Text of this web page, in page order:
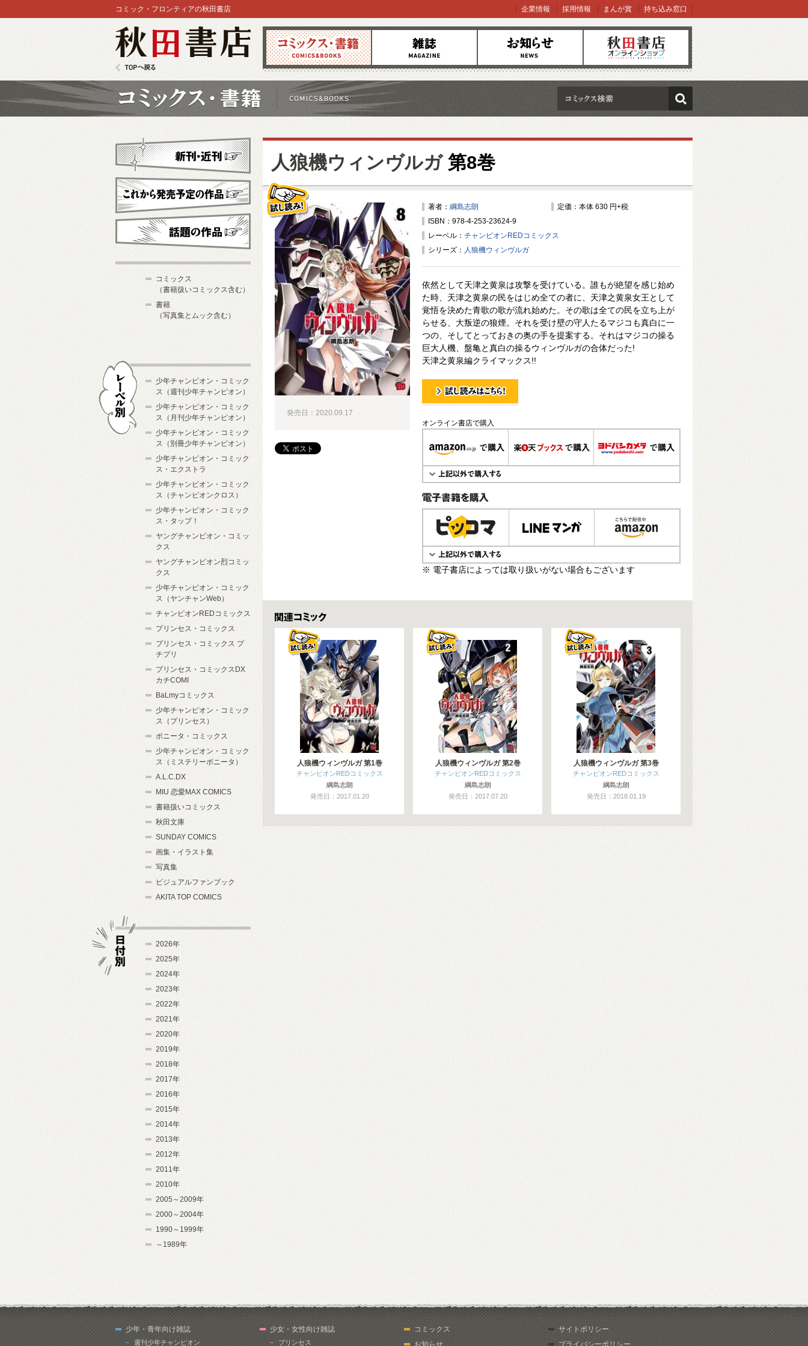
コミックス 雑誌 お知らせ オンラインショップ
コミック・フロンティアの秋田書店 企業情報 採用情報 まんが賞 持ち込み窓口
検索
人狼機ウィンヴルガ第8巻
著者： 綱島志朗
定価：本体 630 円+税
ISBN：978-4-253-23624-9
レーベル： チャンピオンREDコミックス
シリーズ： 人狼機ウィンヴルガ
依然として天津之黄泉は攻撃を受けている。誰もが絶望を感じ始め
た時、天津之黄泉の民をはじめ全ての者に、天津之黄泉女王として
覚悟を決めた青歌の歌が流れ始めた。その歌は全ての民を立ち上が
らせる、大叛逆の狼煙。それを受け壁の守人たるマジコも真白に一
つの、そしてとっておきの奥の手を提案する。それはマジコの操る
巨大人機、盤亀と真白の操るウィンヴルガの合体だった!
天津之黄泉編クライマックス!!
試し読み！
オンライン書店で購入
電子書籍で購入
※ 電子書店によっては取り扱いがない場合もございます
発売日：2020.09.17
関連コミックス
人狼機ウィンヴルガ 第1巻
チャンピオンREDコミックス
綱島志朗
発売日：2017.01.20
人狼機ウィンヴルガ 第2巻
チャンピオンREDコミックス
綱島志朗
発売日：2017.07.20
人狼機ウィンヴルガ 第3巻
チャンピオンREDコミックス
綱島志朗
発売日：2018.01.19
新刊・近刊
これから発売予定
コミックス
（書籍扱いコミックス含む）
書籍
（写真集とムック含む）
少年チャンピオン・コミック
ス（週刊少年チャンピオン）
少年チャンピオン・コミック
ス（月刊少年チャンピオン）
少年チャンピオン・コミック
ス（別冊少年チャンピオン）
少年チャンピオン・コミック
ス・エクストラ
少年チャンピオン・コミック
ス（チャンピオンクロス）
少年チャンピオン・コミック
ス・タップ！
ヤングチャンピオン・コミッ
クス
ヤングチャンピオン烈コミッ
クス
少年チャンピオン・コミック
ス（ヤンチャンWeb）
チャンピオンREDコミックス
プリンセス・コミックス
プリンセス・コミックス プ
チプリ
プリンセス・コミックスDX
カチCOMI
BaLmyコミックス
少年チャンピオン・コミック
ス（プリンセス）
ボニータ・コミックス
少年チャンピオン・コミック
ス（ミステリーボニータ）
A.L.C.DX
MIU 恋愛MAX COMICS
書籍扱いコミックス
秋田文庫
SUNDAY COMICS
画集・イラスト集
写真集
ビジュアルファンブック
AKITA TOP COMICS
2026年
2025年
2024年
2023年
2022年
2021年
2020年
2019年
2018年
2017年
2016年
2015年
2014年
2013年
2012年
2011年
2010年
2005～2009年
2000～2004年
1990～1999年
～1989年
少年・青年向け雑誌
週刊少年チャンピオン
少女・女性向け雑誌
プリンセス
コミックス
お知らせ
サイトポリシー
プライバシーポリシー